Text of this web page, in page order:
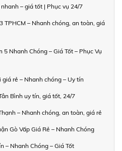
– giá tốt | Phục vụ 24/7
TPHCM – Nhanh chóng, an toàn, giá
5 Nhanh Chóng – Giá Tốt – Phục Vụ
rẻ – Nhanh chóng – Uy tín
Bình uy tín, giá tốt, 24/7
– Nhanh chóng, an toàn, giá rẻ
Gò Vấp Giá Rẻ – Nhanh Chóng
– Nhanh Chóng – Giá Tốt